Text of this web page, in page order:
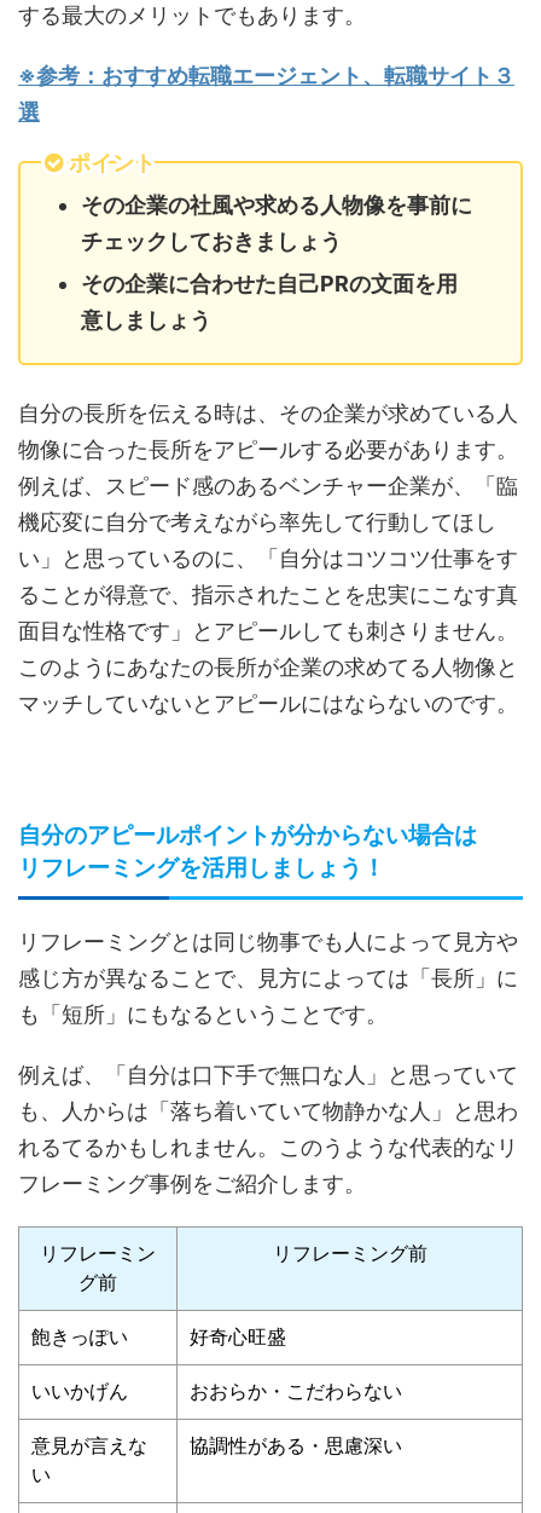
する最大のメリットでもあります。
※参考：おすすめ転職エージェント、転職サイト３
選
ポイント
その企業の社風や求める人物像を事前に
チェックしておきましょう
その企業に合わせた自己PRの文面を用
意しましょう
自分の長所を伝える時は、その企業が求めている人
物像に合った長所をアピールする必要があります。
例えば、スピード感のあるベンチャー企業が、「臨
機応変に自分で考えながら率先して行動してほし
い」と思っているのに、「自分はコツコツ仕事をす
ることが得意で、指示されたことを忠実にこなす真
面目な性格です」とアピールしても刺さりません。
このようにあなたの長所が企業の求めてる人物像と
マッチしていないとアピールにはならないのです。
自分のアピールポイントが分からない場合は
リフレーミングを活用しましょう！
リフレーミングとは同じ物事でも人によって見方や
感じ方が異なることで、見方によっては「長所」に
も「短所」にもなるということです。
例えば、「自分は口下手で無口な人」と思っていて
も、人からは「落ち着いていて物静かな人」と思わ
れるてるかもしれません。このうような代表的なリ
フレーミング事例をご紹介します。
リフレーミン
グ前
リフレーミング前
飽きっぽい 好奇心旺盛
いいかげん おおらか・こだわらない
意見が言えな
い
協調性がある・思慮深い